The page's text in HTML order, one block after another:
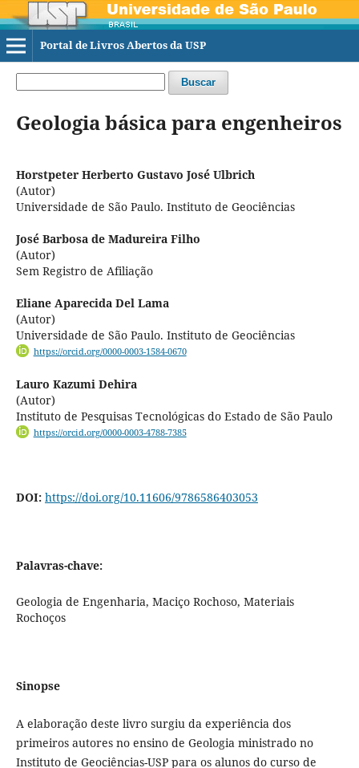
Portal de Livros Abertos da USP
Buscar
Geologia básica para engenheiros
Horstpeter Herberto Gustavo José Ulbrich
(Autor)
Universidade de São Paulo. Instituto de Geociências
José Barbosa de Madureira Filho
(Autor)
Sem Registro de Afiliação
Eliane Aparecida Del Lama
(Autor)
Universidade de São Paulo. Instituto de Geociências
https://orcid.org/0000-0003-1584-0670
Lauro Kazumi Dehira
(Autor)
Instituto de Pesquisas Tecnológicas do Estado de São Paulo
https://orcid.org/0000-0003-4788-7385
DOI: https://doi.org/10.11606/9786586403053
Palavras-chave:
Geologia de Engenharia, Maciço Rochoso, Materiais
Rochoços
Sinopse
A elaboração deste livro surgiu da experiência dos
primeiros autores no ensino de Geologia ministrado no
Instituto de Geociências-USP para os alunos do curso de